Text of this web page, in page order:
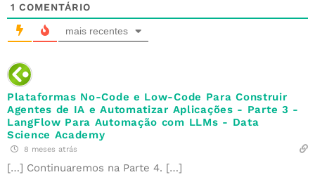
1 COMENTÁRIO
mais recentes
Plataformas No-Code e Low-Code Para Construir
Agentes de IA e Automatizar Aplicações - Parte 3 -
LangFlow Para Automação com LLMs - Data
Science Academy
8 meses atrás
[…] Continuaremos na Parte 4. […]